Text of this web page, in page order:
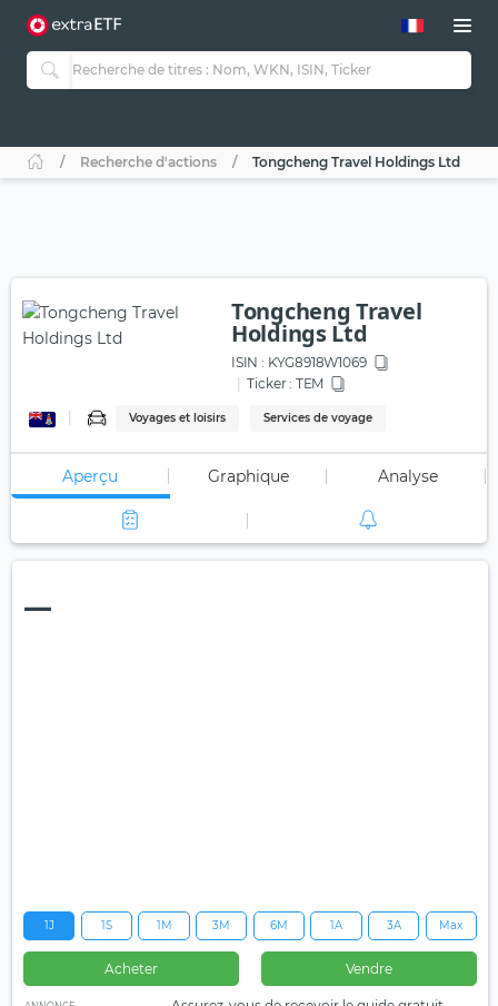
Recherche d'actions Tongcheng Travel Holdings Ltd
Tongcheng Travel
Holdings Ltd
ISIN : KYG8918W1069
Ticker : TEM
Voyages et loisirs Services de voyage
Aperçu Graphique Analyse
—
1J 1S 1M 3M 6M 1A 3A Max
Acheter Vendre